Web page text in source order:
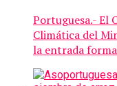
Portuguesa.- El
Climática del
la entrada